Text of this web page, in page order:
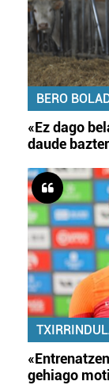
BERO
«Ez dago
daude
gehiago